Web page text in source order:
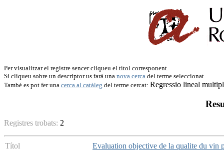
Per visualitzar el registre sencer cliqueu el títol corresponent.
Si cliqueu sobre un descriptor us farà una nova cerca del terme seleccionat.
També es pot fer una cerca al catàleg del terme cercat: Regressio lineal
Registres trobats: 2
Títol
Evaluation objective de la qualite du vin